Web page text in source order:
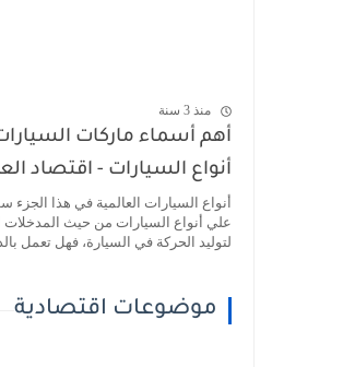
منذ 3 سنة
أهم أسماء ماركات
أنواع السيارات - اقتصاد
أنواع السيارات العالمية في هذا
علي أنواع السيارات من حيث
لتوليد الحركة في السيارة، فهل تعمل
موضوعات اقتصادية